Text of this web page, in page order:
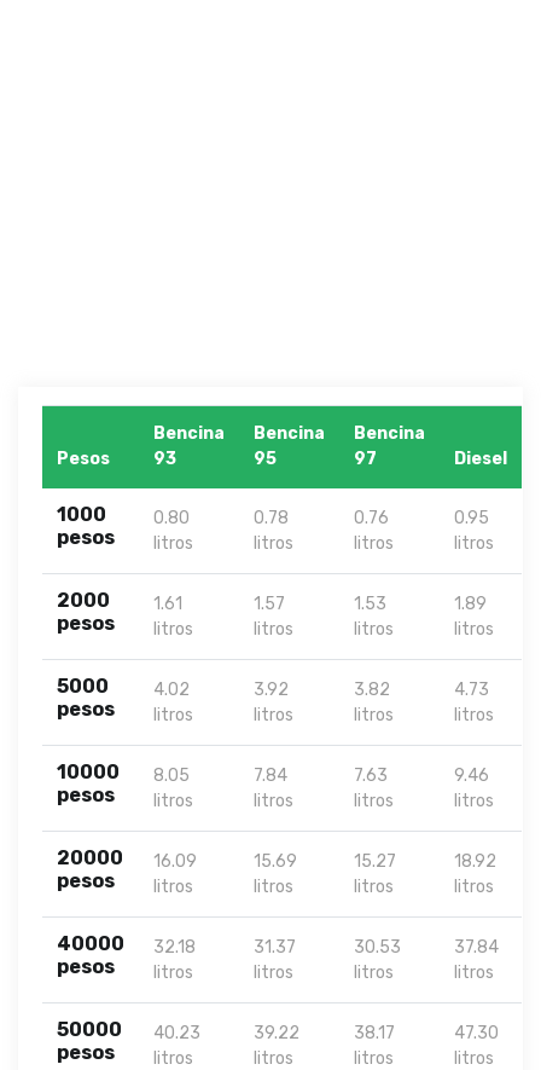
Pesos
Bencina
93
Bencina
95
Bencina
97
Diesel
1000
pesos
0.80
litros
0.78
litros
0.76
litros
0.95
litros
2000
pesos
1.61
litros
1.57
litros
1.53
litros
1.89
litros
5000
pesos
4.02
litros
3.92
litros
3.82
litros
4.73
litros
10000
pesos
8.05
litros
7.84
litros
7.63
litros
9.46
litros
20000
pesos
16.09
litros
15.69
litros
15.27
litros
18.92
litros
40000
pesos
32.18
litros
31.37
litros
30.53
litros
37.84
litros
50000
pesos
40.23
litros
39.22
litros
38.17
litros
47.30
litros